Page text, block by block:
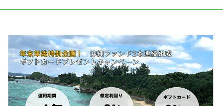
利用規約等
会員規約
プライバシーポリシー
情報セキュリティポリシー